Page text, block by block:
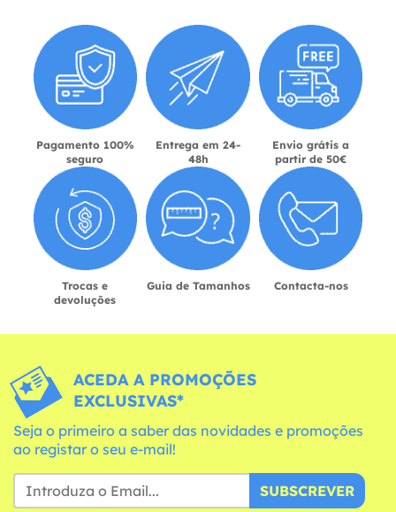
Pagamento 100%
seguro
Entrega em 24-
48h
Envio grátis a
partir de 50€
Trocas e
devoluções
Guia de Tamanhos Contacta-nos
ACEDA A PROMOÇÕES
EXCLUSIVAS*
Seja o primeiro a saber das novidades e promoções
ao registar o seu e-mail!
SUBSCREVER